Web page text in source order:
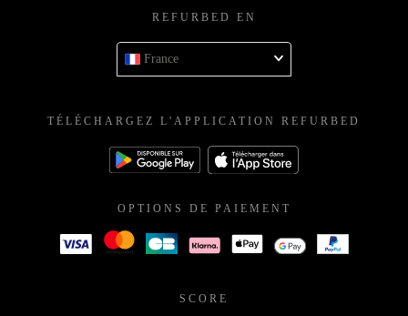
REFURBED EN
France
TÉLÉCHARGEZ L'APPLICATION REFURBED
OPTIONS DE PAIEMENT
SCORE